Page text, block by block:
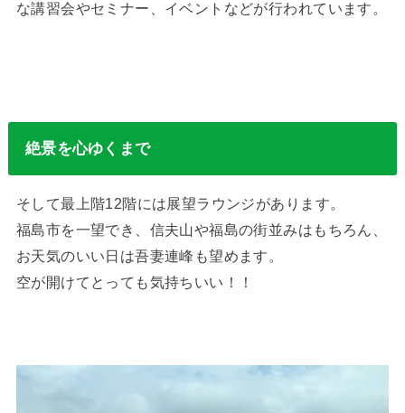
な講習会やセミナー、イベントなどが行われています。
絶景を心ゆくまで
そして最上階12階には展望ラウンジがあります。
福島市を一望でき、信夫山や福島の街並みはもちろん、
お天気のいい日は吾妻連峰も望めます。
空が開けてとっても気持ちいい！！